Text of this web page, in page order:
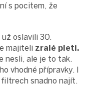
s pocitem, že
oslavili 30.
majiteli zralé pleti.
nesli, ale je to tak.
vhodné přípravky. I
snadno najít.